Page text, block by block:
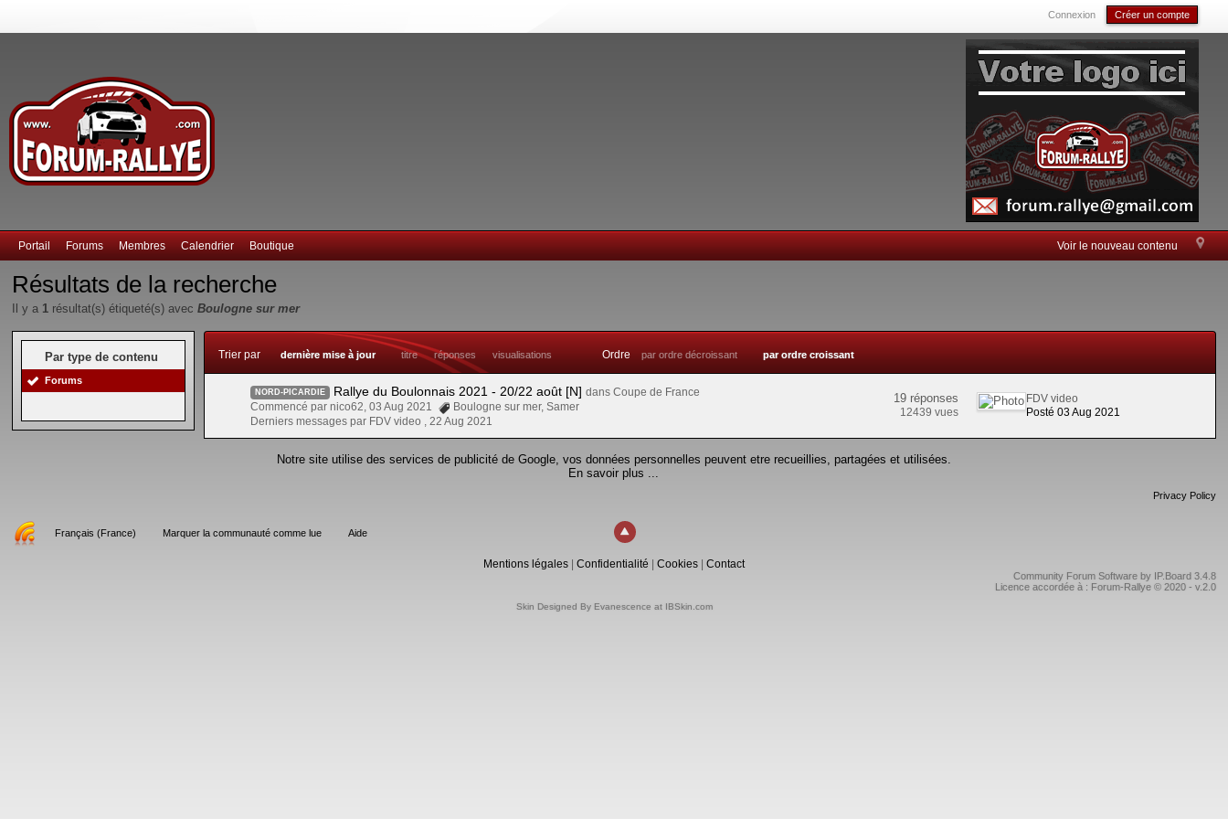
Connexion Créer un compte
Voir le nouveau contenu
Portail Forums Membres Calendrier Boutique
Résultats de la recherche
Il y a 1 résultat(s) étiqueté(s) avecBoulogne sur mer
Par type de contenu
Forums
Trier par dernière mise à jour titre réponses visualisations Ordre par ordre décroissant par ordre croissant
NORD-PICARDIE Rallye du Boulonnais 2021 - 20/22 août [N] dans Coupe de France
Commencé par nico62, 03 Aug 2021
Boulogne sur mer,Samer
Derniers messages par FDV video ,22 Aug 2021
19 réponses
12439 vues
FDV video
Posté 03 Aug 2021
Notre site utilise des services de publicité de Google, vos données personnelles peuvent etre recueillies, partagées et utilisées.
En savoir plus ...
Privacy Policy
Français (France) Marquer la communauté comme lue Aide
Mentions légales| Confidentialité Cookies| Contact
Community Forum Software by IP.Board 3.4.8
Licence accordée à : Forum-Rallye © 2020 - v.2.0
Skin Designed By Evanescence at IBSkin.com